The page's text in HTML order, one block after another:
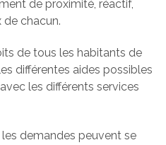
de proximité, réactif,
chacun.
de tous les habitants de
différentes aides possibles
les différents services
demandes peuvent se